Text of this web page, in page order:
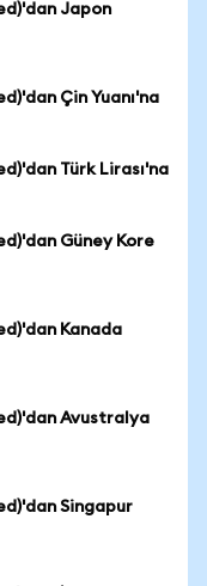
Japon
Çin Yuanı'na
Türk Lirası'na
Güney Kore
Kanada
Avustralya
Singapur